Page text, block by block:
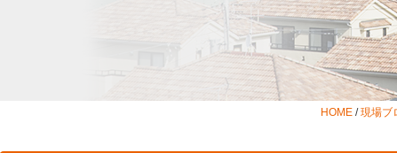
HOME /現場ブ